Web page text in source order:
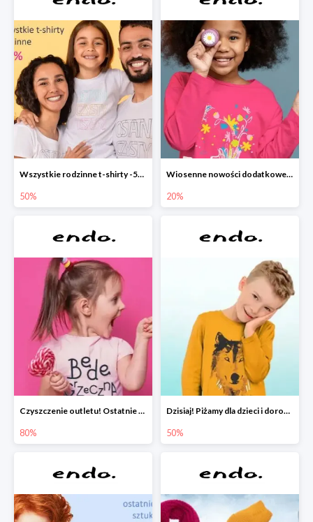
Wszystkie rodzinne t-shirty -50%
50%
Wiosenne nowości dodatkowe -20%
20%
Czyszczenie outletu! Ostatnie sztuki do -80%
80%
Dzisiaj! Piżamy dla dzieci i dorosłych -50%
50%